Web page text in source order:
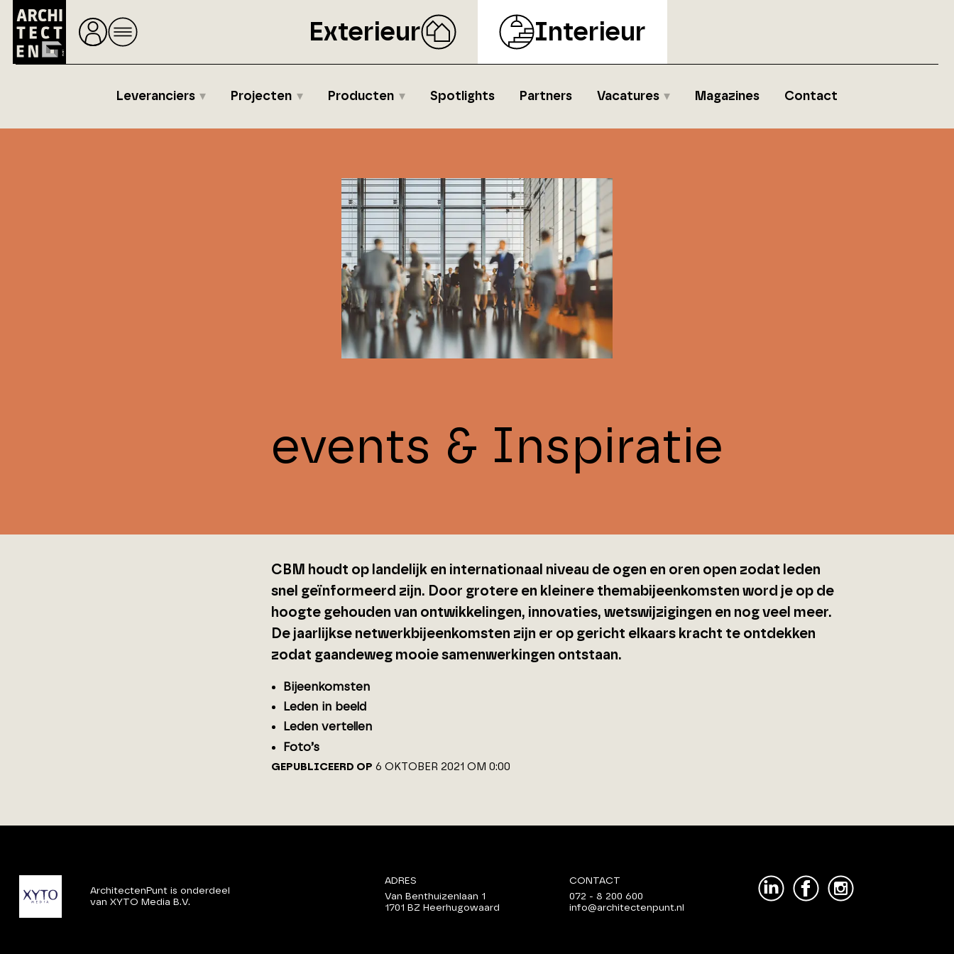
Exterieur Interieur
Leveranciers Projecten Producten Spotlights Partners Vacatures Magazines Contact
events & Inspiratie
CBM houdt op landelijk en internationaal niveau de ogen en oren open zodat leden
snel geïnformeerd zijn. Door grotere en kleinere themabijeenkomsten word je op de
hoogte gehouden van ontwikkelingen, innovaties, wetswijzigingen en nog veel meer.
De jaarlijkse netwerkbijeenkomsten zijn er op gericht elkaars kracht te ontdekken
zodat gaandeweg mooie samenwerkingen ontstaan.
Bijeenkomsten
Leden in beeld
Leden vertellen
Foto’s
GEPUBLICEERD OP 6 OKTOBER 2021 OM 0:00
ArchitectenPunt is onderdeel
van XYTO Media B.V.
ADRES
Van Benthuizenlaan 1
1701 BZ Heerhugowaard
CONTACT
072 - 8 200 600
info@architectenpunt.nl